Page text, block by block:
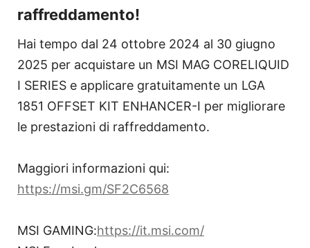
raffreddamento!
Hai tempo dal 24 ottobre 2024 al 30 giugno
2025 per acquistare un MSI MAG CORELIQUID
I SERIES e applicare gratuitamente un LGA
1851 OFFSET KIT ENHANCER-I per migliorare
le prestazioni di raffreddamento.
Maggiori informazioni qui:
https://msi.gm/SF2C6568
MSI GAMING:https://it.msi.com/